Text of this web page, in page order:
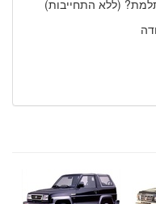
(ללא התחייבות)